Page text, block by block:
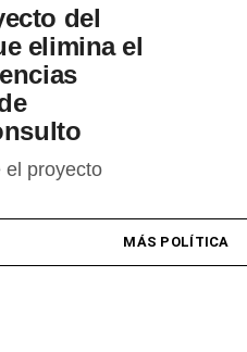
del
elimina el
el proyecto
del Docente,
MÁS POLÍTICA